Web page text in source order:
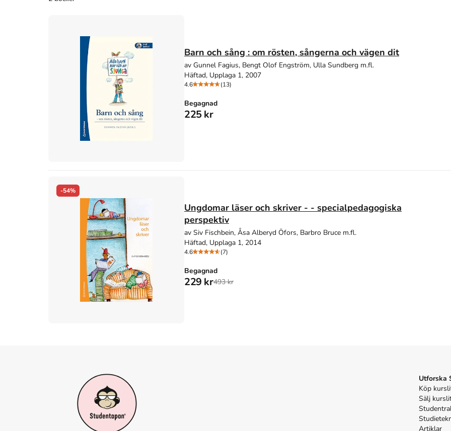
Barn och sång : om rösten, sångerna och vägen dit
av Gunnel Fagius, Bengt Olof Engström, Ulla Sundberg m.fl.
Häftad, Upplaga 1, 2007
4.6 (13)
Begagnad
225 kr
-54%
Ungdomar läser och skriver - - specialpedagogiska
perspektiv
av Siv Fischbein, Åsa Alberyd Öfors, Barbro Bruce m.fl.
Häftad, Upplaga 1, 2014
4.6 (7)
Begagnad
229 kr493 kr
Utforska
Köp
Sälj
Artiklar